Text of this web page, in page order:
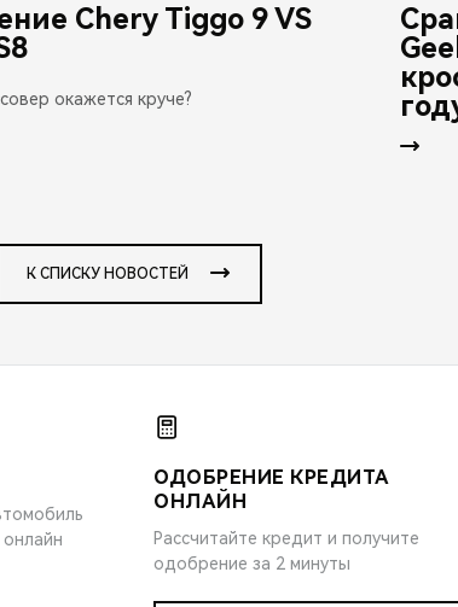
Chery Tiggo 9 VS
окажется круче?
К СПИСКУ НОВОСТЕЙ
ОДОБРЕНИЕ КРЕДИТА
ОНЛАЙН
Рассчитайте кредит и получите
одобрение за 2 минуты